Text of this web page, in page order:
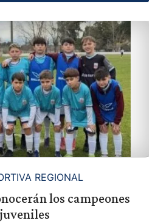
REGIONAL
los campeones